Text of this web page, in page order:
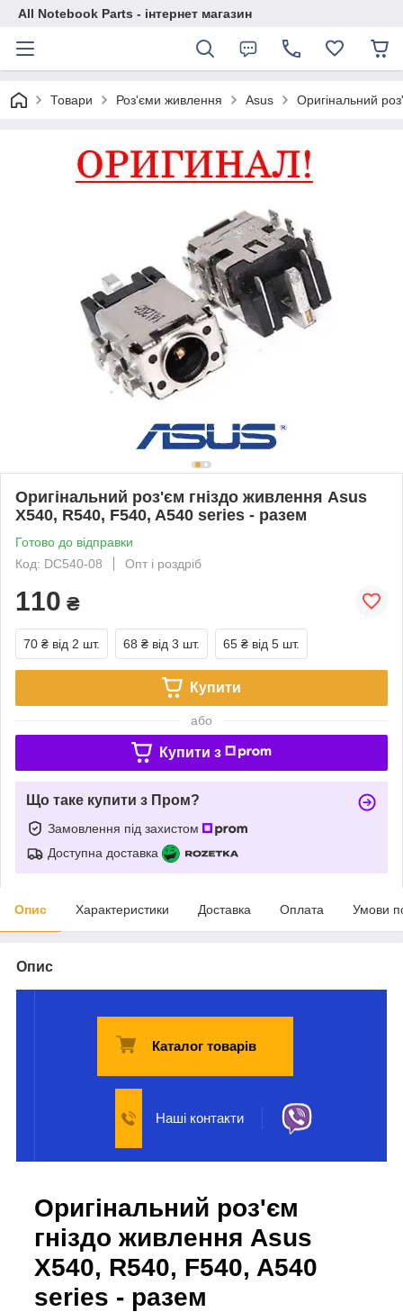
All Notebook Parts - інтернет магазин
Товари Роз'єми живлення Asus Оригінальний
Оригінальний роз'єм гніздо живлення Asus
X540, R540, F540, A540 series - разем
Готово до відправки
Код: DC540-08
Опт і роздріб
110 ₴
70 ₴ від 2 шт. 68 ₴ від 3 шт. 65 ₴ від 5 шт.
Купити
або
Купити з
Що таке купити з Пром?
Замовлення під захистом
Доступна доставка
Опис Характеристики Доставка Оплата Умови
Опис
Каталог товарів
Наші контакти
Оригінальний роз'єм
гніздо живлення Asus
X540, R540, F540, A540
series - разем